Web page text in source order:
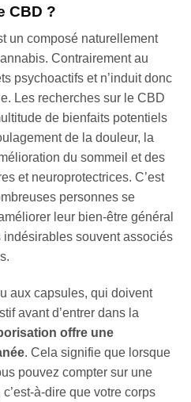
CBD ?
un composé naturellement
Contrairement au
psychoactifs et n’induit donc
Les recherches sur le CBD
de bienfaits potentiels
de la douleur, la
du sommeil et des
et neuroprotectrices. C’est
personnes se
leur bien-être général
souvent associés
aux capsules, qui doivent
avant d’entrer dans la
offre une
. Cela signifie que lorsque
pouvez compter sur une
à-dire que votre corps